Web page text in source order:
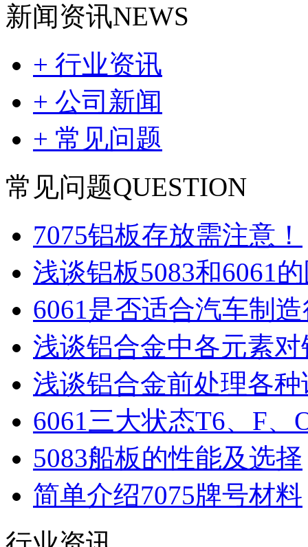
新闻资讯NEWS
+ 行业资讯
+ 公司新闻
+ 常见问题
常见问题QUESTION
7075铝板存放需注意！
浅谈铝板5083和6061
6061是否适合汽车制
浅谈铝合金中各元素
浅谈铝合金前处理各
6061三大状态T6、F、
5083船板的性能及选择
简单介绍7075牌号材料